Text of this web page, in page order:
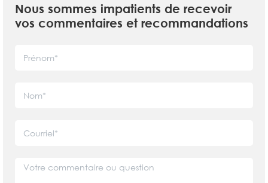
Nous sommes impatients de recevoir
vos commentaires et recommandations